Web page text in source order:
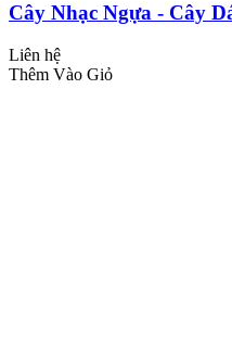
Cây Nhạc Ngựa - Cây
Liên hệ
Thêm Vào Giỏ